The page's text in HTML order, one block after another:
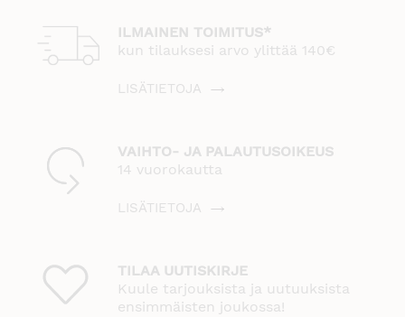
ILMAINEN TOIMITUS*
kun tilauksesi arvo ylittää 140€
LISÄTIETOJA
VAIHTO- JA PALAUTUSOIKEUS
14 vuorokautta
LISÄTIETOJA
TILAA UUTISKIRJE
Kuule tarjouksista ja uutuuksista
ensimmäisten joukossa!